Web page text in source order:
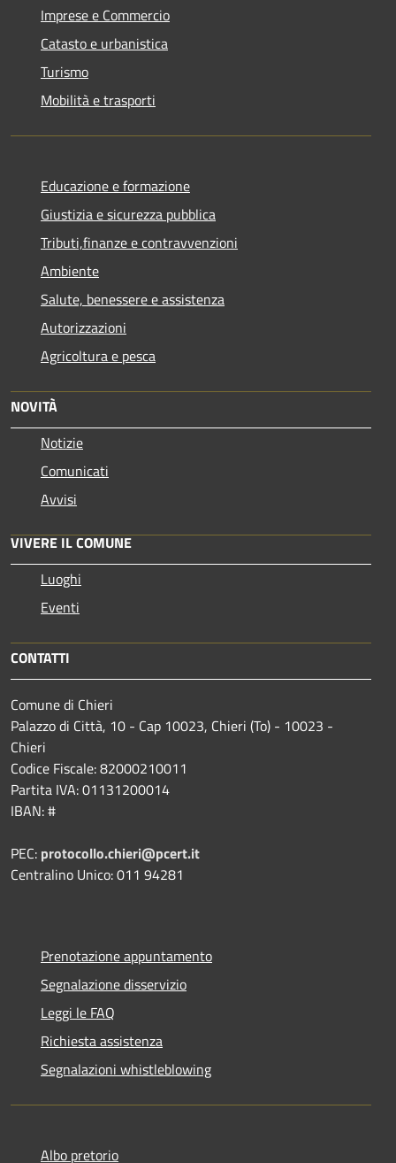
Imprese e Commercio
Catasto e urbanistica
Turismo
Mobilità e trasporti
Educazione e formazione
Giustizia e sicurezza pubblica
Tributi,finanze e contravvenzioni
Ambiente
Salute, benessere e assistenza
Autorizzazioni
Agricoltura e pesca
NOVITÀ
Notizie
Comunicati
Avvisi
VIVERE IL COMUNE
Luoghi
Eventi
CONTATTI
Comune di Chieri
Palazzo di Città, 10 - Cap 10023, Chieri (To) - 10023 -
Chieri
Codice Fiscale: 82000210011
Partita IVA: 01131200014
IBAN: #
PEC: protocollo.chieri@pcert.it
Centralino Unico: 011 94281
Prenotazione appuntamento
Segnalazione disservizio
Leggi le FAQ
Richiesta assistenza
Segnalazioni whistleblowing
Albo pretorio